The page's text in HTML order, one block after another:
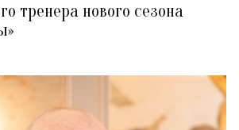
тренера нового сезона